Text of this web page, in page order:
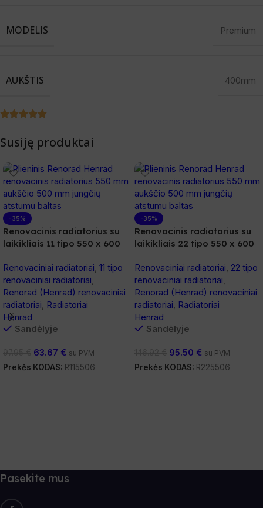
MODELIS Premium
AUKŠTIS 400mm
Susiję produktai
-35%
Renovacinis radiatorius su
laikikliais 11 tipo 550 x 600
Renovaciniai radiatoriai, 11 tipo
renovaciniai radiatoriai,
Renorad (Henrad) renovaciniai
radiatoriai, Radiatoriai
Henrad
Sandėlyje
63.67 € su PVM
Prekės KODAS: R115506
-35%
Renovacinis radiatorius su
laikikliais 22 tipo 550 x 600
Renovaciniai radiatoriai, 22 tipo
renovaciniai radiatoriai,
Renorad (Henrad) renovaciniai
radiatoriai, Radiatoriai
Henrad
Sandėlyje
95.50 € su PVM
Prekės KODAS: R225506
Pasekite mus